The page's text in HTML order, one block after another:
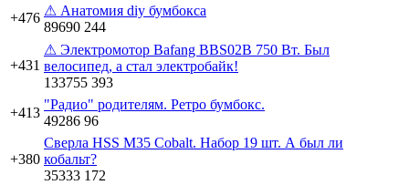
+476 ⚠ Анатомия diy бумбокса
89690 244
+431
⚠ Электромотор Bafang BBS02B 750 Вт. Был
велосипед, а стал электробайк!
133755 393
+413
"Радио" родителям. Ретро бумбокс.
49286 96
+380
Сверла HSS M35 Cobalt. Набор 19 шт. А был ли
кобальт?
35333 172